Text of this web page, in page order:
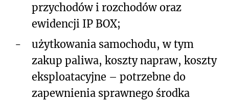
przychodów i rozchodów oraz
ewidencji IP BOX;
-
użytkowania samochodu, w tym
zakup paliwa, koszty napraw, koszty
eksploatacyjne – potrzebne do
zapewnienia sprawnego środka